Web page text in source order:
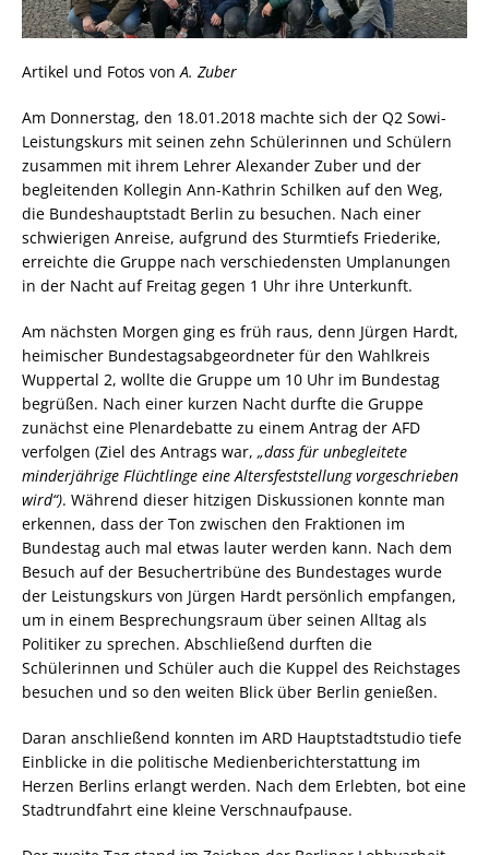
Artikel und Fotos vonA. Zuber
Am Donnerstag, den 18.01.2018 machte sich der Q2 Sowi-
Leistungskurs mit seinen zehn Schülerinnen und Schülern
zusammen mit ihrem Lehrer Alexander Zuber und der
begleitenden Kollegin Ann-Kathrin Schilken auf den Weg,
die Bundeshauptstadt Berlin zu besuchen. Nach einer
schwierigen Anreise, aufgrund des Sturmtiefs Friederike,
erreichte die Gruppe nach verschiedensten Umplanungen
in der Nacht auf Freitag gegen 1 Uhr ihre Unterkunft.
Am nächsten Morgen ging es früh raus, denn Jürgen Hardt,
heimischer Bundestagsabgeordneter für den Wahlkreis
Wuppertal 2, wollte die Gruppe um 10 Uhr im Bundestag
begrüßen. Nach einer kurzen Nacht durfte die Gruppe
zunächst eine Plenardebatte zu einem Antrag der AFD
verfolgen (Ziel des Antrags war, „dass für unbegleitete
minderjährige Flüchtlinge eine Altersfeststellung vorgeschrieben
wird“). Während dieser hitzigen Diskussionen konnte man
erkennen, dass der Ton zwischen den Fraktionen im
Bundestag auch mal etwas lauter werden kann. Nach dem
Besuch auf der Besuchertribüne des Bundestages wurde
der Leistungskurs von Jürgen Hardt persönlich empfangen,
um in einem Besprechungsraum über seinen Alltag als
Politiker zu sprechen. Abschließend durften die
Schülerinnen und Schüler auch die Kuppel des Reichstages
besuchen und so den weiten Blick über Berlin genießen.
Daran anschließend konnten im ARD Hauptstadtstudio tiefe
Einblicke in die politische Medienberichterstattung im
Herzen Berlins erlangt werden. Nach dem Erlebten, bot eine
Stadtrundfahrt eine kleine Verschnaufpause.